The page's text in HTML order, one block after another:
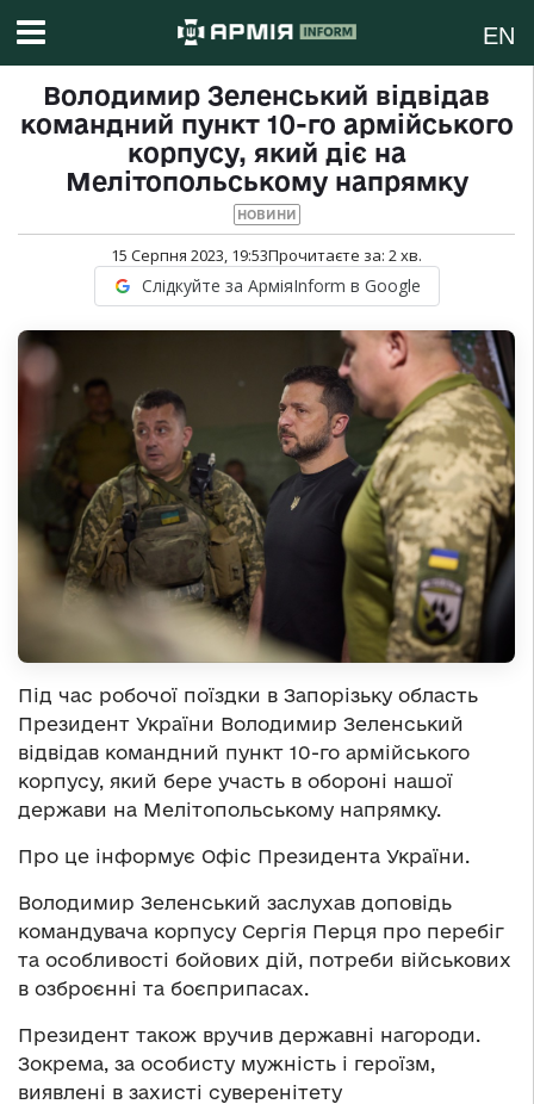
EN
Володимир Зеленський відвідав
командний пункт 10-го армійського
корпусу, який діє на
Мелітопольському напрямку
НОВИНИ
15 Серпня 2023, 19:53Прочитаєте за: 2хв.
Слідкуйте за АрміяInform в Google
Під час робочої поїздки в Запорізьку область
Президент України Володимир Зеленський
відвідав командний пункт 10-го армійського
корпусу, який бере участь в обороні нашої
держави на Мелітопольському напрямку.
Про це інформує Офіс Президента України.
Володимир Зеленський заслухав доповідь
командувача корпусу Сергія Перця про перебіг
та особливості бойових дій, потреби військових
в озброєнні та боєприпасах.
Президент також вручив державні нагороди.
Зокрема, за особисту мужність і героїзм,
виявлені в захисті суверенітету